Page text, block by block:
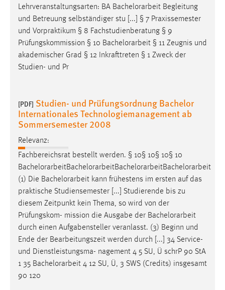
Lehrveranstaltungsarten: BA Bachelorarbeit Begleitung
und Betreuung selbständiger stu [...] § 7 Praxissemester
und Vorpraktikum § 8 Fachstudienberatung § 9
Prüfungskommission § 10 Bachelorarbeit § 11 Zeugnis und
akademischer Grad § 12 Inkrafttreten § 1 Zweck der
Studien- und Pr
[PDF] Studien- und Prüfungsordnung Bachelor
Internationales Technologiemanagement ab
Sommersemester 2008
Relevanz:
Fachbereichsrat bestellt werden. § 10§ 10§ 10§ 10
BachelorarbeitBachelorarbeitBachelorarbeitBachelorarbeit
(1) Die Bachelorarbeit kann frühestens im ersten auf das
praktische Studiensemester [...] Studierende bis zu
diesem Zeitpunkt kein Thema, so wird von der
Prüfungskom- mission die Ausgabe der Bachelorarbeit
durch einen Aufgabensteller veranlasst. (3) Beginn und
Ende der Bearbeitungszeit werden durch [...] 34 Service-
und Dienstleistungsma- nagement 4 5 SU, Ü schrP 90 StA
1 35 Bachelorarbeit 4 12 SU, Ü, 3 SWS (Credits) insgesamt
90 120